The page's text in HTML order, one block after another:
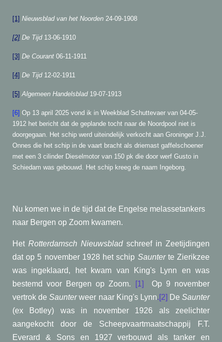
[1] Nieuwsblad van het Noorden 24-09-1908
[2] De Tijd 13-06-1910
[3] De Courant 06-11-1911
[4] De Tijd12-02-1911
[5] Algemeen Handelsblad19-07-1913
[6] Op 13 april 2025 vond ik in Weekblad Schuttevaer van 04-05-
1912 het bericht dat de geplande tocht naar de Noordpool niet is
doorgegaan. Het schip werd uiteindelijk verkocht aan Groninger J.J.
Onnes die het schip in de vaart bracht als driemast gaffelschoener
met een 3 cilinder Dieselmotor van 150 pk die door werf Gusto in
Schiedam was gebouwd. Het schip kreeg de naam Ingeborg.
Nu komen we in de tijd dat de Engelse melassetankers
naar Bergen op Zoom kwamen.
Het Rotterdamsch Nieuwsbladschreef in Zeetijdingen
dat op 5 november 1928 het schip Saunterte Zierikzee
was ingeklaard, het kwam van King's Lynn en was
bestemd voor Bergen op Zoom.
[1] Op 9 november
vertrok deSaunterweer naar King's Lynn.[2] De Saunter
(ex Botley) was in november 1926 als zeelichter
aangekocht door de Scheepvaartmaatschappij F.T.
Everard & Sons en 1927 verbouwd als tanker en